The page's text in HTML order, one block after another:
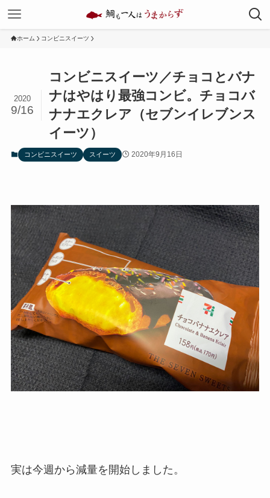
ホーム コンビニスイーツ
コンビニスイーツ／チョコとバナ
ナはやはり最強コンビ。チョコバ
ナナエクレア（セブンイレブンス
イーツ）
2020
9/16
コンビニスイーツ スイーツ 2020年9月16日
実は今週から減量を開始しました。